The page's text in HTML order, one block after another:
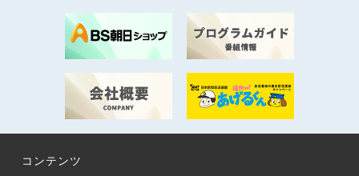
コンテンツ